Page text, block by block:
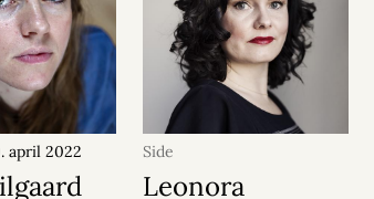
april 2022 Side
Leonora